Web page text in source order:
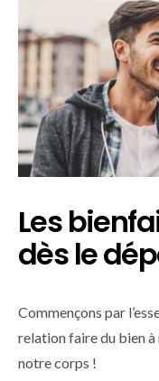
Les
dès le
Commençons par
relation faire du bien
notre corps !